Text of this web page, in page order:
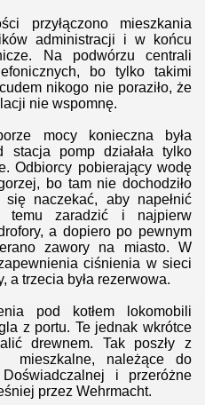
mieszkania
administracji i w końcu
Na podwórzu centrali
bo tylko takimi
nikogo nie poraziło, że
nie wspomnę.
mocy konieczna była
stacja pomp działała tylko
Odbiorcy pobierający wodę
bo tam nie dochodziło
naczekać, aby napełnić
temu zaradzić i najpierw
a dopiero po pewnym
zawory na miasto. W
ciśnienia w sieci
a trzecia była rezerwowa.
pod kotłem lokomobili
z portu. Te jednak wkrótce
drewnem. Tak poszły z
mieszkalne, należące do
i przeróżne
przez Wehrmacht.